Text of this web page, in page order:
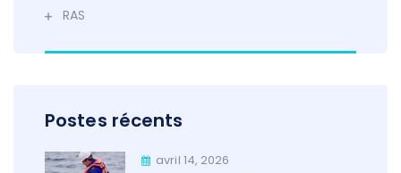
RAS
Postes récents
avril 14, 2026